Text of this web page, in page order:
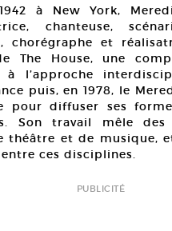
à New York,
chanteuse,
chorégraphe et
The House, une
à l’approche
puis, en 1978, le
pour diffuser ses
Son travail mêle des
théâtre et de musique,
ces disciplines.
PUBLICITÉ